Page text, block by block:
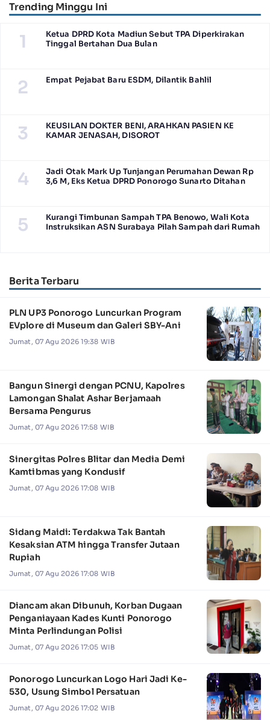
Trending Minggu Ini
1
Ketua DPRD Kota Madiun Sebut TPA Diperkirakan
Tinggal Bertahan Dua Bulan
2 Empat Pejabat Baru ESDM, Dilantik Bahlil
3
KEUSILAN DOKTER BENI, ARAHKAN PASIEN KE
KAMAR JENASAH, DISOROT
4
Jadi Otak Mark Up Tunjangan Perumahan Dewan Rp
3,6 M, Eks Ketua DPRD Ponorogo Sunarto Ditahan
5
Kurangi Timbunan Sampah TPA Benowo, Wali Kota
Instruksikan ASN Surabaya Pilah Sampah dari Rumah
Berita Terbaru
PLN UP3 Ponorogo Luncurkan Program
EVplore di Museum dan Galeri SBY-Ani
Jumat, 07 Agu 2026 19:38 WIB
Bangun Sinergi dengan PCNU, Kapolres
Lamongan Shalat Ashar Berjamaah
Bersama Pengurus
Jumat, 07 Agu 2026 17:58 WIB
Sinergitas Polres Blitar dan Media Demi
Kamtibmas yang Kondusif
Jumat, 07 Agu 2026 17:08 WIB
Sidang Maidi: Terdakwa Tak Bantah
Kesaksian ATM hingga Transfer Jutaan
Rupiah
Jumat, 07 Agu 2026 17:08 WIB
Diancam akan Dibunuh, Korban Dugaan
Penganiayaan Kades Kunti Ponorogo
Minta Perlindungan Polisi
Jumat, 07 Agu 2026 17:05 WIB
Ponorogo Luncurkan Logo Hari Jadi Ke-
530, Usung Simbol Persatuan
Jumat, 07 Agu 2026 17:02 WIB